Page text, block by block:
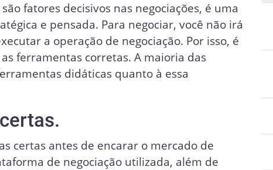
fatores decisivos nas negociações, é uma
e pensada. Para negociar, você não irá
a operação de negociação. Por isso, é
ferramentas corretas. A maioria das
didáticas quanto à essa
certas antes de encarar o mercado de
de negociação utilizada, além de